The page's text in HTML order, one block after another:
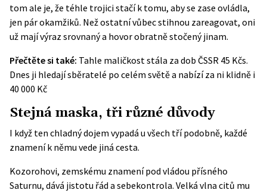
tom ale je, že téhle trojici stačí k tomu, aby se zase ovládla,
jen pár okamžiků. Než ostatní vůbec stihnou zareagovat, oni
už mají výraz srovnaný a hovor obratně stočený jinam.
Přečtěte si také: Tahle maličkost stála za dob ČSSR 45 Kčs.
Dnes ji hledají sběratelé po celém světě a nabízí za ni klidně i
40 000 Kč
Stejná maska, tři různé důvody
I když ten chladný dojem vypadá u všech tří podobně, každé
znamení k němu vede jiná cesta.
Kozorohovi, zemskému znamení pod vládou přísného
Saturnu, dává jistotu řád a sebekontrola. Velká vlna citů mu